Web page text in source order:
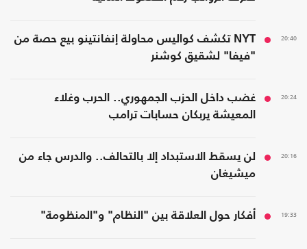
20:40
NYT تكشف كواليس محاولة إنفانتينو بيع حصة من
"فيفا" لشقيق كوشنر
20:24
غضب داخل الحزب الجمهوري.. الحرب وغلاء
المعيشة يربكان حسابات ترامب
20:16
لن يسقط الاستبداد إلا بالتحالف.. والدرس جاء من
ميشيغان
19:33 أفكار حول العلاقة بين "النظام" و"المنظومة"